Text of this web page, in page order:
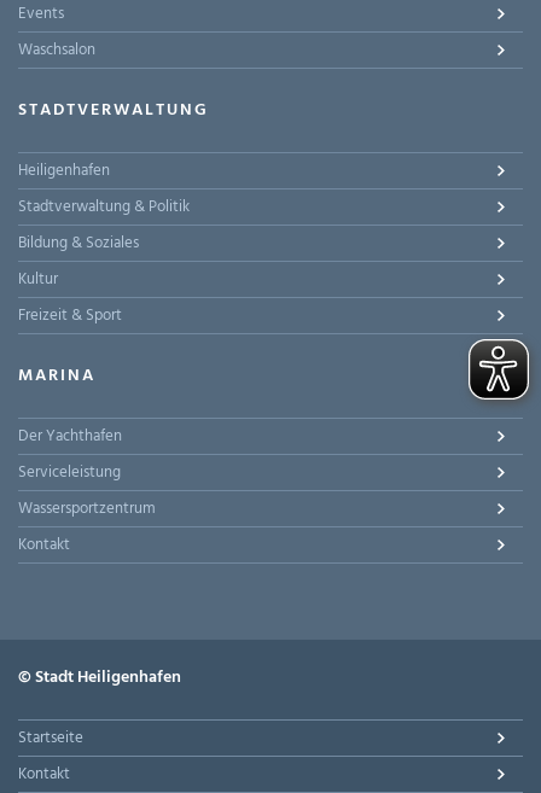
Events
Waschsalon
STADTVERWALTUNG
Heiligenhafen
Stadtverwaltung & Politik
Bildung & Soziales
Kultur
Freizeit & Sport
MARINA
Der Yachthafen
Serviceleistung
Wassersportzentrum
Kontakt
© Stadt Heiligenhafen
Startseite
Kontakt